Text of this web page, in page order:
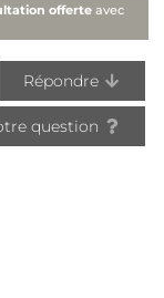
offerte avec
Répondre
question